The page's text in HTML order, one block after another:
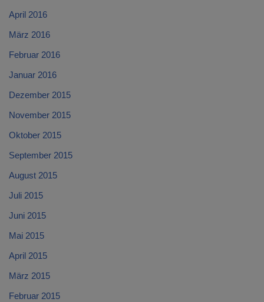
April 2016
März 2016
Februar 2016
Januar 2016
Dezember 2015
November 2015
Oktober 2015
September 2015
August 2015
Juli 2015
Juni 2015
Mai 2015
April 2015
März 2015
Februar 2015